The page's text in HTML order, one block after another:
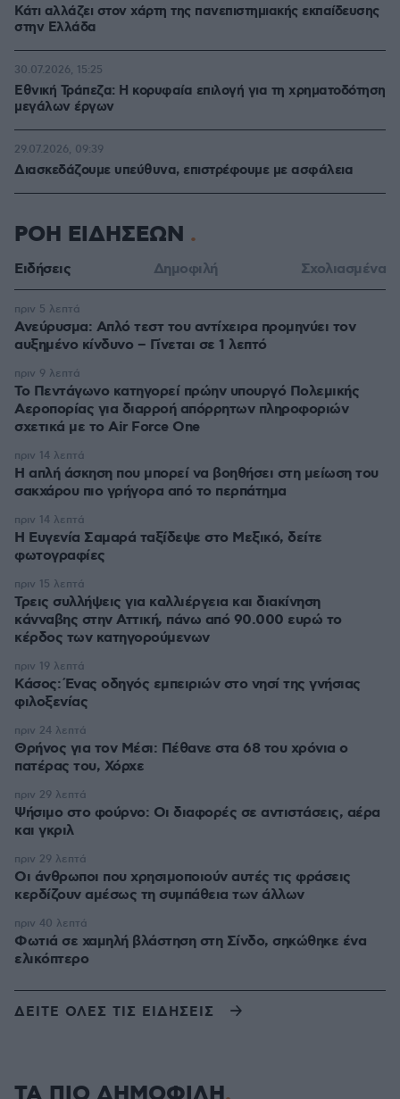
Κάτι αλλάζει στον χάρτη της πανεπιστημιακής εκπαίδευσης
στην Ελλάδα
Εθνική Τράπεζα: Η κορυφαία επιλογή για τη χρηματοδότηση
μεγάλων έργων
30.07.2026, 15:25
Διασκεδάζουμε υπεύθυνα, επιστρέφουμε με ασφάλεια
29.07.2026, 09:39
ΡΟΗ ΕΙΔΗΣΕΩΝ
Ειδήσεις Δημοφιλή Σχολιασμένα
Ανεύρυσμα: Απλό τεστ του αντίχειρα προμηνύει τον
αυξημένο κίνδυνο – Γίνεται σε 1 λεπτό
πριν 5 λεπτά
Το Πεντάγωνο κατηγορεί πρώην υπουργό Πολεμικής
Αεροπορίας για διαρροή απόρρητων πληροφοριών
σχετικά με το Air Force One
πριν 9 λεπτά
Η απλή άσκηση που μπορεί να βοηθήσει στη μείωση του
σακχάρου πιο γρήγορα από το περπάτημα
πριν 14 λεπτά
Η Ευγενία Σαμαρά ταξίδεψε στο Μεξικό, δείτε
φωτογραφίες
πριν 14 λεπτά
Τρεις συλλήψεις για καλλιέργεια και διακίνηση
κάνναβης στην Αττική, πάνω από 90.000 ευρώ το
κέρδος των κατηγορούμενων
πριν 15 λεπτά
Κάσος: Ένας οδηγός εμπειριών στο νησί της γνήσιας
φιλοξενίας
πριν 19 λεπτά
Θρήνος για τον Μέσι: Πέθανε στα 68 του χρόνια ο
πατέρας του, Χόρχε
πριν 24 λεπτά
Ψήσιμο στο φούρνο: Οι διαφορές σε αντιστάσεις, αέρα
και γκριλ
πριν 29 λεπτά
Οι άνθρωποι που χρησιμοποιούν αυτές τις φράσεις
κερδίζουν αμέσως τη συμπάθεια των άλλων
πριν 29 λεπτά
Φωτιά σε χαμηλή βλάστηση στη Σίνδο, σηκώθηκε ένα
ελικόπτερο
πριν 40 λεπτά
ΔΕΙΤΕ ΟΛΕΣ ΤΙΣ ΕΙΔΗΣΕΙΣ